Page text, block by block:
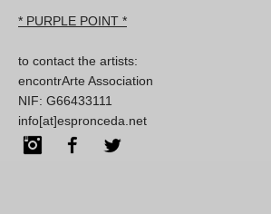
* PURPLE POINT *
to contact the artists:
encontrArte Association
NIF: G66433111
info[at]espronceda.net
InstagramFacebook